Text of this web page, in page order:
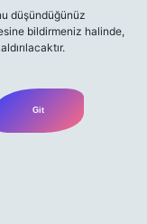
düşündüğünüz
bildirmeniz halinde,